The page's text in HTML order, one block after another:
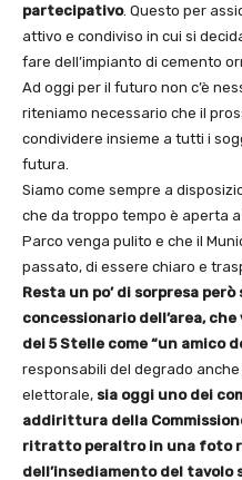
partecipativo. Questo per
attivo e condiviso in cui si
fare dell’impianto di cemento
Ad oggi per il futuro non c’è
riteniamo necessario che il
condividere insieme a tutti i
futura.
Siamo come sempre a
che da troppo tempo è aperta
Parco venga pulito e che il
passato, di essere chiaro e
Resta un po’ di sorpresa
concessionario dell’area,
dei 5 Stelle come “un amico
responsabili del degrado
elettorale, sia oggi uno dei
addirittura della
ritratto peraltro in una foto
dell’insediamento del tavolo